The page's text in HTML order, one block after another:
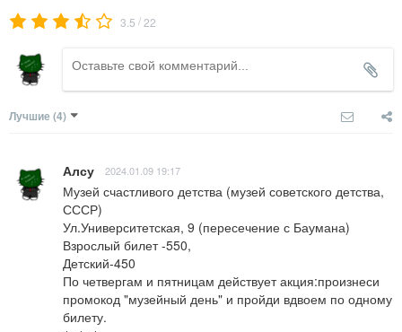
3.5 /22
Лучшие (4)
Алсу 2024.01.09 19:17
Музей счастливого детства (музей советского детства,
СССР)
Ул.Университетская, 9 (пересечение с Баумана)
Взрослый билет -550,
Детский-450
По четвергам и пятницам действует акция:произнеси
промокод "музейный день" и пройди вдвоем по одному
билету.